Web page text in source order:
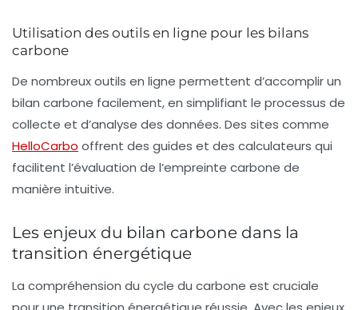
Utilisation des outils en ligne pour les bilans
carbone
De nombreux outils en ligne permettent d’accomplir un
bilan carbone facilement, en simplifiant le processus de
collecte et d’analyse des données. Des sites comme
HelloCarbo offrent des guides et des calculateurs qui
facilitent l’évaluation de l’empreinte carbone de
manière intuitive.
Les enjeux du bilan carbone dans la
transition énergétique
La compréhension du cycle du carbone est cruciale